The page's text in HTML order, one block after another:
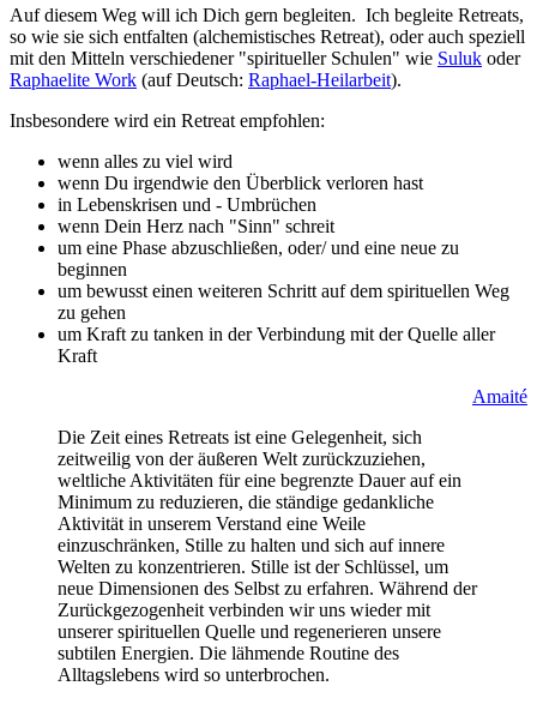
Auf diesem Weg will ich Dich gern begleiten. Ich begleite Retreats,
so wie sie sich entfalten (alchemistisches Retreat), oder auch speziell
mit den Mitteln verschiedener "spiritueller Schulen" wie Suluk oder
Raphaelite Work (auf Deutsch: Raphael-Heilarbeit).
Insbesondere wird ein Retreat empfohlen:
wenn alles zu viel wird
wenn Du irgendwie den Überblick verloren hast
in Lebenskrisen und - Umbrüchen
wenn Dein Herz nach "Sinn" schreit
um eine Phase abzuschließen, oder/ und eine neue zu
beginnen
um bewusst einen weiteren Schritt auf dem spirituellen Weg
zu gehen
um Kraft zu tanken in der Verbindung mit der Quelle aller
Kraft
Amaité
Die Zeit eines Retreats ist eine Gelegenheit, sich
zeitweilig von der äußeren Welt zurückzuziehen,
weltliche Aktivitäten für eine begrenzte Dauer auf ein
Minimum zu reduzieren, die ständige gedankliche
Aktivität in unserem Verstand eine Weile
einzuschränken, Stille zu halten und sich auf innere
Welten zu konzentrieren. Stille ist der Schlüssel, um
neue Dimensionen des Selbst zu erfahren. Während der
Zurückgezogenheit verbinden wir uns wieder mit
unserer spirituellen Quelle und regenerieren unsere
subtilen Energien. Die lähmende Routine des
Alltagslebens wird so unterbrochen.